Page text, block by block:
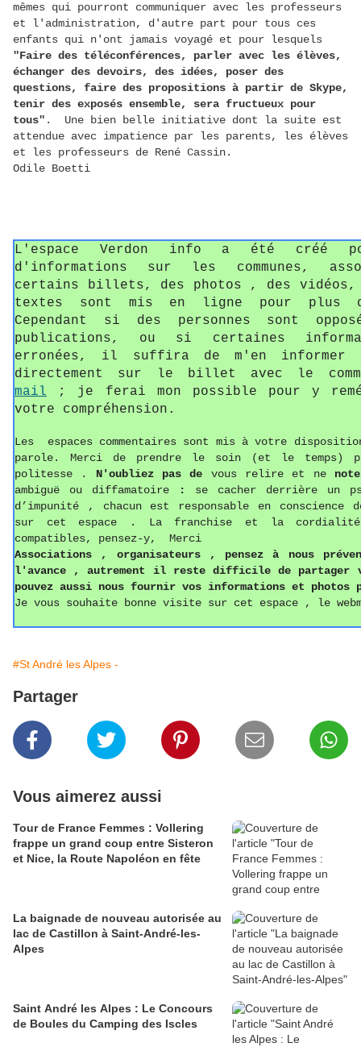
mêmes qui pourront communiquer avec les professeurs
et l'administration, d'autre part pour tous ces
enfants qui n'ont jamais voyagé et pour lesquels
"Faire des téléconférences,
parler avec les élèves,
échanger des devoirs, des idées, poser des
questions, faire des propositions à partir de Skype,
tenir des exposés ensemble, sera fructueux pour
tous" . Une bien belle initiative dont la suite est
attendue avec impatience par les parents, les élèves
et les professeurs de René Cassin.
Odile Boetti
L'espace Verdon info a été créé
d'informations sur les communes,
certains billets, des photos , des vidéos,
textes sont mis en ligne pour plus
Cependant si des personnes sont
publications, ou si certaines
erronées, il suffira de m'en
directement sur le billet avec le
mail ; je ferai mon possible pour y
votre compréhension.
Les espaces commentaires sont mis à votre
parole. Merci de prendre le soin (et le temps)
politesse
. N'oubliez pas de vous relire et ne
ambiguë ou diffamatoire
:
se cacher derrière un
d’impunité , chacun est responsable en
sur cet espace . La franchise et la
compatibles, pensez-y, Merci
Associations , organisateurs , pensez à nous
l'avance , autrement il reste difficile de
pouvez aussi nous fournir vos informations et photos
Je vous souhaite bonne visite sur cet espace , le
#St André les Alpes -
Partager
Vous aimerez aussi
Tour de France Femmes : Vollering
frappe un grand coup entre Sisteron
et Nice, la Route Napoléon en fête
La baignade de nouveau autorisée au
lac de Castillon à Saint-André-les-
Alpes
Saint André les Alpes : Le Concours
de Boules du Camping des Iscles